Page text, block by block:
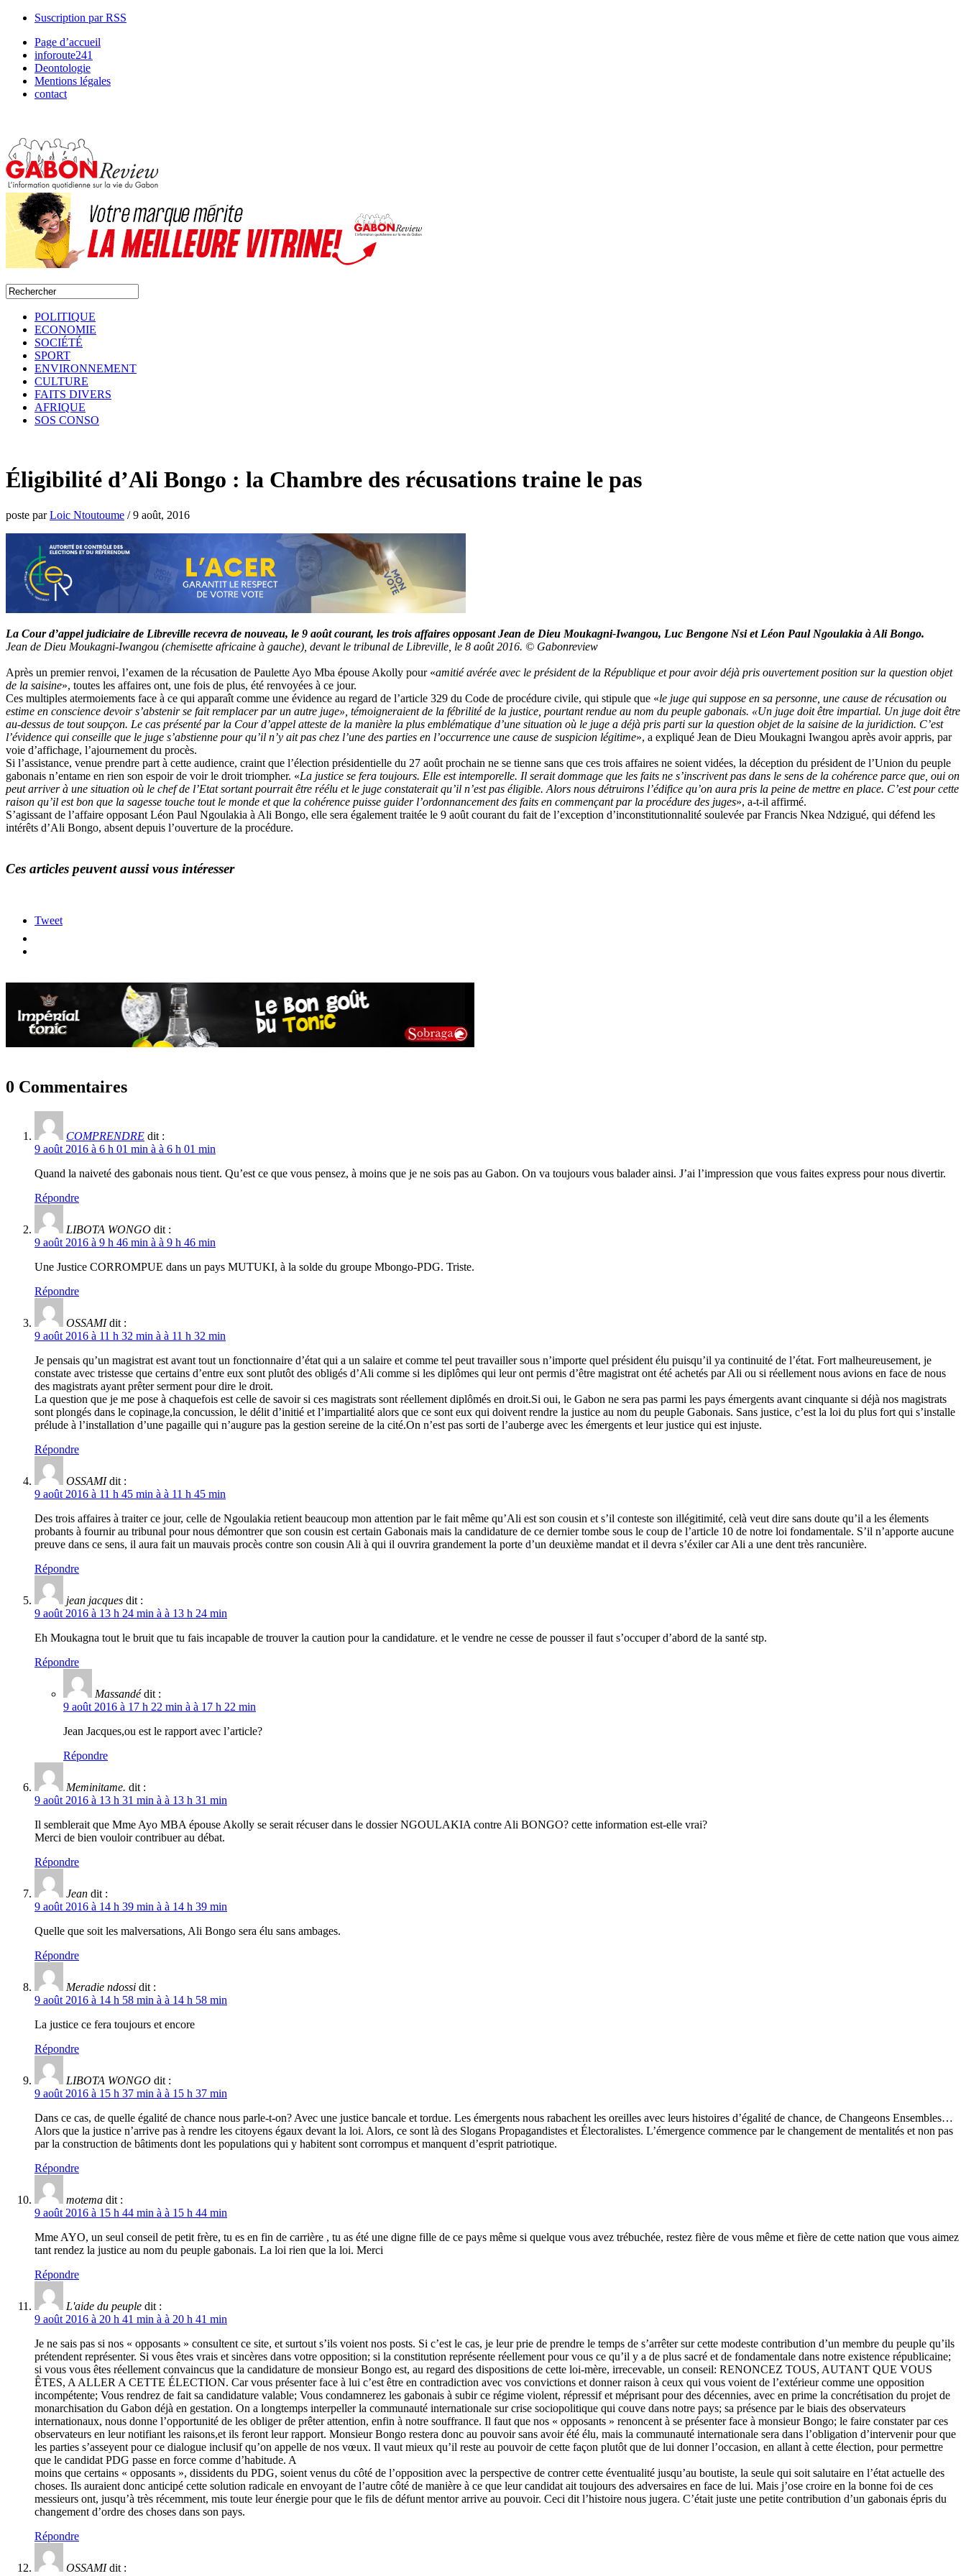
Suscription par RSS
Page d’accueil
inforoute241
Deontologie
Mentions légales
contact
POLITIQUE
ECONOMIE
SOCIÉTÉ
SPORT
ENVIRONNEMENT
CULTURE
FAITS DIVERS
AFRIQUE
SOS CONSO
Éligibilité d’Ali Bongo : la Chambre des récusations traine le pas
poste parLoic Ntoutoume /9 août, 2016
La Cour d’appel judiciaire de Libreville recevra de nouveau, le 9 août courant, les trois affaires opposant Jean de Dieu Moukagni-Iwangou, Luc Bengone Nsi et Léon Paul Ngoulakia à Ali Bongo.
Jean de Dieu Moukagni-Iwangou (chemisette africaine à gauche), devant le tribunal de Libreville, le 8 août 2016. © Gabonreview
Après un premier renvoi, l’examen de la récusation de Paulette Ayo Mba épouse Akolly pour «amitié avérée avec le président de la République et pour avoir déjà pris ouvertement position sur la question objet
de la saisine», toutes les affaires ont, une fois de plus, été renvoyées à ce jour.
Ces multiples atermoiements face à ce qui apparaît comme une évidence au regard de l’article 329 du Code de procédure civile, qui stipule que «le juge qui suppose en sa personne, une cause de récusation ou
estime en conscience devoir s’abstenir se fait remplacer par un autre juge», témoigneraient de la fébrilité de la justice, pourtant rendue au nom du peuple gabonais. «Un juge doit être impartial. Un juge doit être
au-dessus de tout soupçon. Le cas présenté par la Cour d’appel atteste de la manière la plus emblématique d’une situation où le juge a déjà pris parti sur la question objet de la saisine de la juridiction. C’est
l’évidence qui conseille que le juge s’abstienne pour qu’il n’y ait pas chez l’une des parties en l’occurrence une cause de suspicion légitime», a expliqué Jean de Dieu Moukagni Iwangou après avoir appris, par
voie d’affichage, l’ajournement du procès.
Si l’assistance, venue prendre part à cette audience, craint que l’élection présidentielle du 27 août prochain ne se tienne sans que ces trois affaires ne soient vidées, la déception du président de l’Union du peuple
gabonais n’entame en rien son espoir de voir le droit triompher. «La justice se fera toujours. Elle est intemporelle. Il serait dommage que les faits ne s’inscrivent pas dans le sens de la cohérence parce que, oui on
peut arriver à une situation où le chef de l’Etat sortant pourrait être réélu et le juge constaterait qu’il n’est pas éligible. Alors nous détruirons l’édifice qu’on aura pris la peine de mettre en place. C’est pour cette
raison qu’il est bon que la sagesse touche tout le monde et que la cohérence puisse guider l’ordonnancement des faits en commençant par la procédure des juges», a-t-il affirmé.
S’agissant de l’affaire opposant Léon Paul Ngoulakia à Ali Bongo, elle sera également traitée le 9 août courant du fait de l’exception d’inconstitutionnalité soulevée par Francis Nkea Ndzigué, qui défend les
intérêts d’Ali Bongo, absent depuis l’ouverture de la procédure.
Ces articles peuvent aussi vous intéresser
Tweet
0 Commentaires
COMPRENDRE dit :
9 août 2016 à 6 h 01 min à à 6 h 01 min
Quand la naiveté des gabonais nous tient. Qu’est ce que vous pensez, à moins que je ne sois pas au Gabon. On va toujours vous balader ainsi. J’ai l’impression que vous faites express pour nous divertir.
Répondre
LIBOTA WONGO dit :
9 août 2016 à 9 h 46 min à à 9 h 46 min
Une Justice CORROMPUE dans un pays MUTUKI, à la solde du groupe Mbongo-PDG. Triste.
Répondre
OSSAMI dit :
9 août 2016 à 11 h 32 min à à 11 h 32 min
Je pensais qu’un magistrat est avant tout un fonctionnaire d’état qui a un salaire et comme tel peut travailler sous n’importe quel président élu puisqu’il ya continuité de l’état. Fort malheureusement, je
constate avec tristesse que certains d’entre eux sont plutôt des obligés d’Ali comme si les diplômes qui leur ont permis d’être magistrat ont été achetés par Ali ou si réellement nous avions en face de nous
des magistrats ayant prêter serment pour dire le droit.
La question que je me pose à chaquefois est celle de savoir si ces magistrats sont réellement diplômés en droit.Si oui, le Gabon ne sera pas parmi les pays émergents avant cinquante si déjà nos magistrats
sont plongés dans le copinage,la concussion, le délit d’initié et l’impartialité alors que ce sont eux qui doivent rendre la justice au nom du peuple Gabonais. Sans justice, c’est la loi du plus fort qui s’installe
prélude à l’installation d’une pagaille qui n’augure pas la gestion sereine de la cité.On n’est pas sorti de l’auberge avec les émergents et leur justice qui est injuste.
Répondre
OSSAMI dit :
9 août 2016 à 11 h 45 min à à 11 h 45 min
Des trois affaires à traiter ce jour, celle de Ngoulakia retient beaucoup mon attention par le fait même qu’Ali est son cousin et s’il conteste son illégitimité, celà veut dire sans doute qu’il a les élements
probants à fournir au tribunal pour nous démontrer que son cousin est certain Gabonais mais la candidature de ce dernier tombe sous le coup de l’article 10 de notre loi fondamentale. S’il n’apporte aucune
preuve dans ce sens, il aura fait un mauvais procès contre son cousin Ali à qui il ouvrira grandement la porte d’un deuxième mandat et il devra s’éxiler car Ali a une dent très rancunière.
Répondre
jean jacques dit :
9 août 2016 à 13 h 24 min à à 13 h 24 min
Eh Moukagna tout le bruit que tu fais incapable de trouver la caution pour la candidature. et le vendre ne cesse de pousser il faut s’occuper d’abord de la santé stp.
Répondre
Massandé dit :
9 août 2016 à 17 h 22 min à à 17 h 22 min
Jean Jacques,ou est le rapport avec l’article?
Répondre
Meminitame. dit :
9 août 2016 à 13 h 31 min à à 13 h 31 min
Il semblerait que Mme Ayo MBA épouse Akolly se serait récuser dans le dossier NGOULAKIA contre Ali BONGO? cette information est-elle vrai?
Merci de bien vouloir contribuer au débat.
Répondre
Jean dit :
9 août 2016 à 14 h 39 min à à 14 h 39 min
Quelle que soit les malversations, Ali Bongo sera élu sans ambages.
Répondre
Meradie ndossi dit :
9 août 2016 à 14 h 58 min à à 14 h 58 min
La justice ce fera toujours et encore
Répondre
LIBOTA WONGO dit :
9 août 2016 à 15 h 37 min à à 15 h 37 min
Dans ce cas, de quelle égalité de chance nous parle-t-on? Avec une justice bancale et tordue. Les émergents nous rabachent les oreilles avec leurs histoires d’égalité de chance, de Changeons Ensembles…
Alors que la justice n’arrive pas à rendre les citoyens égaux devant la loi. Alors, ce sont là des Slogans Propagandistes et Électoralistes. L’émergence commence par le changement de mentalités et non pas
par la construction de bâtiments dont les populations qui y habitent sont corrompus et manquent d’esprit patriotique.
Répondre
motema dit :
9 août 2016 à 15 h 44 min à à 15 h 44 min
Mme AYO, un seul conseil de petit frère, tu es en fin de carrière , tu as été une digne fille de ce pays même si quelque vous avez trébuchée, restez fière de vous même et fière de cette nation que vous aimez
tant rendez la justice au nom du peuple gabonais. La loi rien que la loi. Merci
Répondre
L'aide du peuple dit :
9 août 2016 à 20 h 41 min à à 20 h 41 min
Je ne sais pas si nos « opposants » consultent ce site, et surtout s’ils voient nos posts. Si c’est le cas, je leur prie de prendre le temps de s’arrêter sur cette modeste contribution d’un membre du peuple qu’ils
prétendent représenter. Si vous êtes vrais et sincères dans votre opposition; si la constitution représente réellement pour vous ce qu’il y a de plus sacré et de fondamentale dans notre existence républicaine;
si vous vous êtes réellement convaincus que la candidature de monsieur Bongo est, au regard des dispositions de cette loi-mère, irrecevable, un conseil: RENONCEZ TOUS, AUTANT QUE VOUS
ÊTES, A ALLER A CETTE ÉLECTION. Car vous présenter face à lui c’est être en contradiction avec vos convictions et donner raison à ceux qui vous voient de l’extérieur comme une opposition
incompétente; Vous rendrez de fait sa candidature valable; Vous condamnerez les gabonais à subir ce régime violent, répressif et méprisant pour des décennies, avec en prime la concrétisation du projet de
monarchisation du Gabon déjà en gestation. On a longtemps interpeller la communauté internationale sur crise sociopolitique qui couve dans notre pays; sa présence par le biais des observateurs
internationaux, nous donne l’opportunité de les obliger de prêter attention, enfin à notre souffrance. Il faut que nos « opposants » renoncent à se présenter face à monsieur Bongo; le faire constater par ces
observateurs en leur notifiant les raisons,et ils feront leur rapport. Monsieur Bongo restera donc au pouvoir sans avoir été élu, mais la communauté internationale sera dans l’obligation d’intervenir pour que
les parties s’asseyent pour ce dialogue inclusif qu’on appelle de nos vœux. Il vaut mieux qu’il reste au pouvoir de cette façon plutôt que de lui donner l’occasion, en allant à cette élection, pour permettre
que le candidat PDG passe en force comme d’habitude. A
moins que certains « opposants », dissidents du PDG, soient venus du côté de l’opposition avec la perspective de contrer cette éventualité jusqu’au boutiste, la seule qui soit salutaire en l’état actuelle des
choses. Ils auraient donc anticipé cette solution radicale en envoyant de l’autre côté de manière à ce que leur candidat ait toujours des adversaires en face de lui. Mais j’ose croire en la bonne foi de ces
messieurs ont, jusqu’à très récemment, mis toute leur énergie pour que le fils de défunt mentor arrive au pouvoir. Ceci dit l’histoire nous jugera. C’était juste une petite contribution d’un gabonais épris du
changement d’ordre des choses dans son pays.
Répondre
OSSAMI dit :